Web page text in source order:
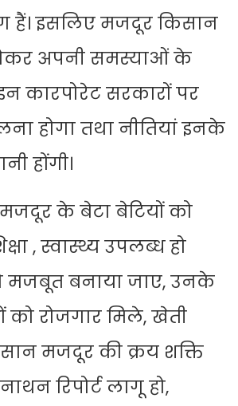
हैं। इसलिए मजदूर किसान
अपनी समस्याओं के
कारपोरेट सरकारों पर
होगा तथा नीतियां इनके
होंगी।
के बेटा बेटियों को
, स्वास्थ्य उपलब्ध हो
मजबूत बनाया जाए, उनके
को रोजगार मिले, खेती
मजदूर की क्रय शक्ति
रिपोर्ट लागू हो,